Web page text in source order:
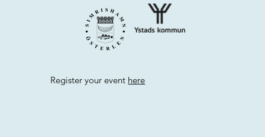
Register your event here